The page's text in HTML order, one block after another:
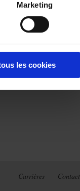
Marketing
les cookies
Carrières Contact